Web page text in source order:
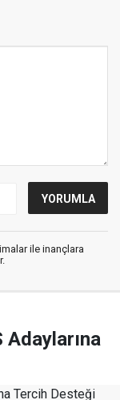
ile inançlara